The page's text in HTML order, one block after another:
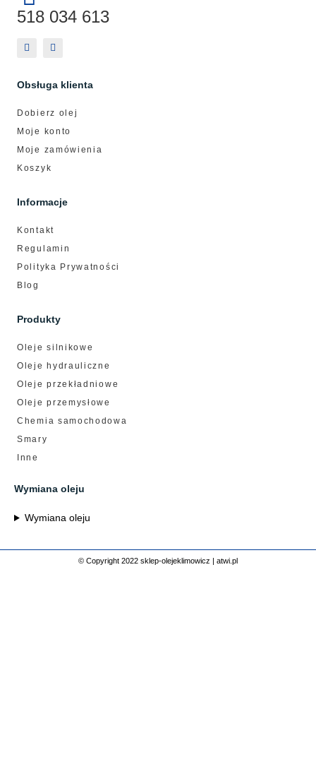
518 034 613
Obsługa klienta
Dobierz olej
Moje konto
Moje zamówienia
Koszyk
Informacje
Kontakt
Regulamin
Polityka Prywatności
Blog
Produkty
Oleje silnikowe
Oleje hydrauliczne
Oleje przekładniowe
Oleje przemysłowe
Chemia samochodowa
Smary
Inne
Wymiana oleju
Wymiana oleju
© Copyright 2022 sklep-olejeklimowicz | atwi.pl